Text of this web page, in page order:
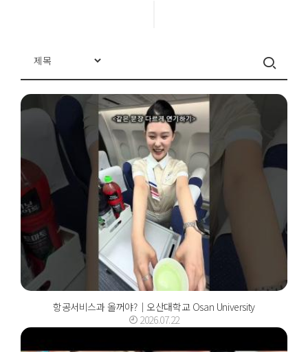
학과소식
항공서비스과 올꺼야?｜오산대학교 Osan University
2026.07.22